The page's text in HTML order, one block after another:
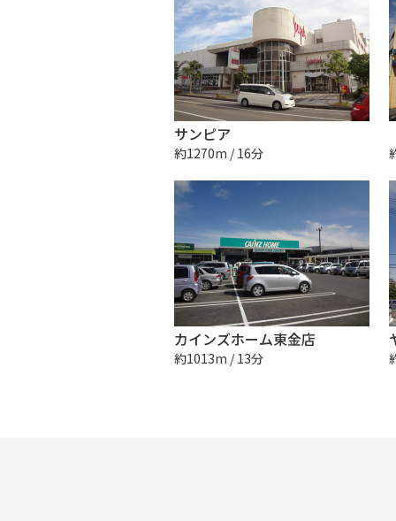
サンピア
約1270m / 16分
カインズホーム東金店
約1013m / 13分